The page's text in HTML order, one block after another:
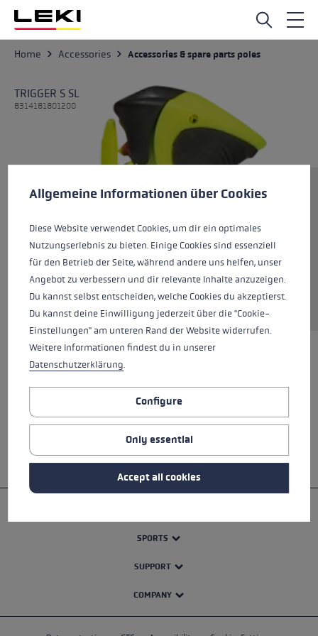
Skip to main content
Home Accessories Accessories & spare parts poles
TRIGGER S SL
8314181801200
Size
Colours neonyellow-black
ALL FEATURES
SAFETY INSTRUCTIONS
SPORTS
SUPPORT
COMPANY
Cookie preferences
This website uses cookies to give you the best possible experience.
Allgemeine Informationen über Cookies
Diese Website verwendet Cookies, um dir ein optimales
Nutzungserlebnis zu bieten. Einige Cookies sind essenziell
für den Betrieb der Seite, während andere uns helfen, unser
Angebot zu verbessern und dir relevante Inhalte anzuzeigen.
Du kannst selbst entscheiden, welche Cookies du akzeptierst.
Du kannst deine Einwilligung jederzeit über die "Cookie-
Einstellungen" am unteren Rand der Website widerrufen.
Weitere Informationen findest du in unserer
Datenschutzerklärung.
Configure
Only essential
Accept all cookies